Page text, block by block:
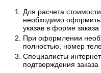
Для расчета
необходимо
указав в форме
При оформлении
полностью, номер
Специалисты
подтверждения